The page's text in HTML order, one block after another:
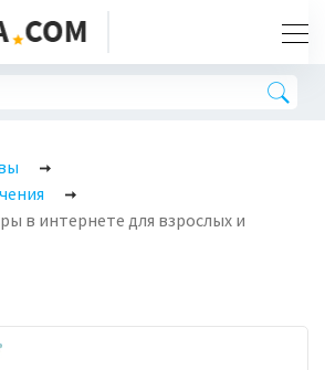
в интернете для взрослых и